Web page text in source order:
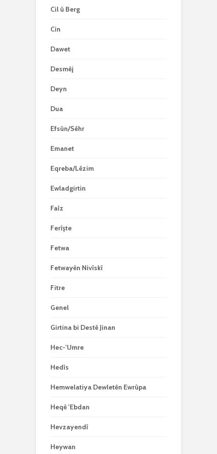
Cil û Berg
Cin
Dawet
Desmêj
Deyn
Dua
Efsûn/Sêhr
Emanet
Eqreba/Lêzim
Ewladgirtin
Faîz
Ferîşte
Fetwa
Fetwayên Nivîskî
Fitre
Genel
Girtina bi Destê Jinan
Hec-'Umre
Hedîs
Hemwelatiya Dewletên Ewrûpa
Heqê 'Ebdan
Hevzayendî
Heywan